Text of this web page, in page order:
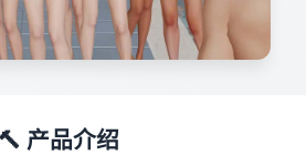
🔨 产品介绍